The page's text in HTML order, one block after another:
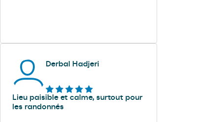
Derbal Hadjeri
Lieu paisible et calme, surtout pour
les randonnés